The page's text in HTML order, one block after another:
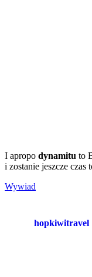
I apropo dynamitu to
i zostanie jeszcze czas
Wywiad
hopkiwitravel